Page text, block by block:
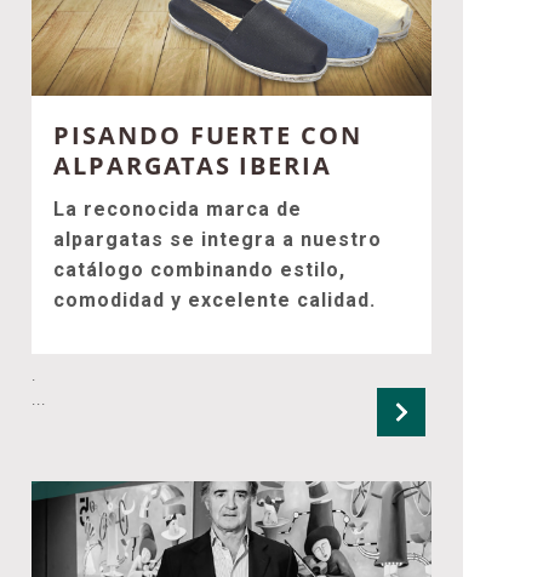
PISANDO FUERTE CON
ALPARGATAS IBERIA
La reconocida marca de
alpargatas se integra a nuestro
catálogo combinando estilo,
comodidad y excelente calidad.